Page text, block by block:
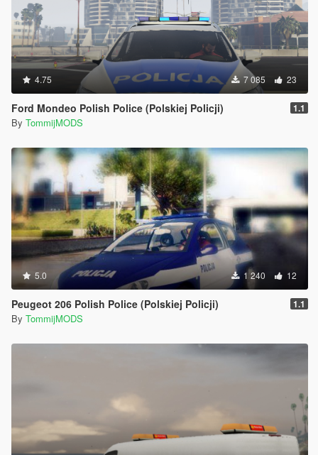
4.75 7 085 23
Ford Mondeo Polish Police (Polskiej Policji) 1.1
By TommijMODS
5.0 1 240 12
Peugeot 206 Polish Police (Polskiej Policji) 1.1
By TommijMODS